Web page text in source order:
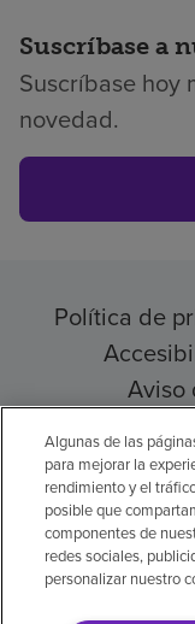
Suscríbase a
Suscríbase hoy
novedad.
Política de
Aviso
© 2026
Algunas de las
para mejorar la
rendimiento y el
posible que
componentes de
redes sociales,
personalizar nuestro